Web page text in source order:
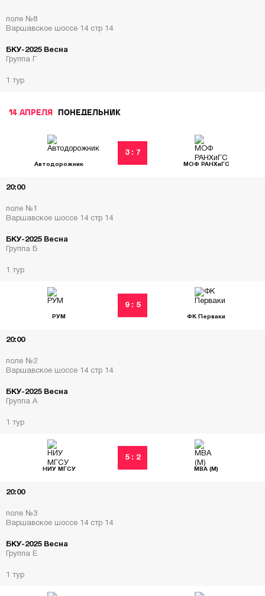
поле №8
Варшавское шоссе 14 стр 14
1 тур
БКУ-2025 Весна
Группа Г
14 АПРЕЛЯ ПОНЕДЕЛЬНИК
20:00
поле №1
Варшавское шоссе 14 стр 14
1 тур
Автодорожник
3 : 7
МОФ РАНХиГС
БКУ-2025 Весна
Группа Б
20:00
поле №2
Варшавское шоссе 14 стр 14
1 тур
РУМ
9 : 5
ФК Перваки
БКУ-2025 Весна
Группа А
20:00
поле №3
Варшавское шоссе 14 стр 14
1 тур
НИУ МГСУ
5 : 2
МВА (М)
БКУ-2025 Весна
Группа Е